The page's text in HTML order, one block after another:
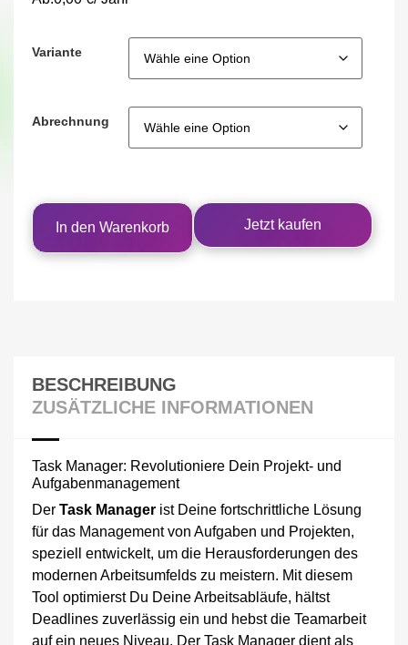
Variante
Abrechnung
Jetzt kaufen
In den Warenkorb
BESCHREIBUNG
ZUSÄTZLICHE INFORMATIONEN
Task Manager: Revolutioniere Dein Projekt- und
Aufgabenmanagement
Der Task Manager ist Deine fortschrittliche Lösung
für das Management von Aufgaben und Projekten,
speziell entwickelt, um die Herausforderungen des
modernen Arbeitsumfelds zu meistern. Mit diesem
Tool optimierst Du Deine Arbeitsabläufe, hältst
Deadlines zuverlässig ein und hebst die Teamarbeit
auf ein neues Niveau. Der Task Manager dient als